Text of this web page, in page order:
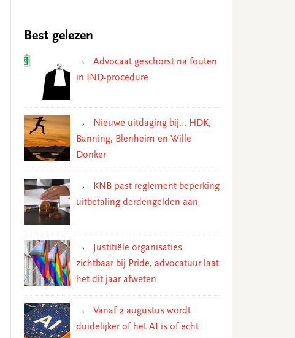
Best gelezen
Advocaat geschorst na fouten
in IND-procedure
Nieuwe uitdaging bij… HDK,
Banning, Blenheim en Wille
Donker
KNB past reglement beperking
uitbetaling derdengelden aan
Justitiële organisaties
zichtbaar bij Pride, advocatuur laat
het dit jaar afweten
Vanaf 2 augustus wordt
duidelijker of het AI is of echt